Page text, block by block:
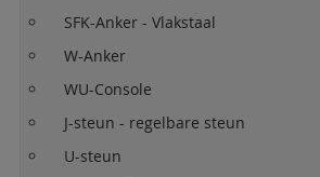
SFK-Anker - Vlakstaal
W-Anker
WU-Console
J-steun - regelbare steun
U-steun